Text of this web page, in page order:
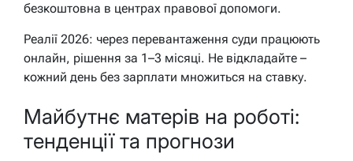
безкоштовна в центрах правової допомоги.
Реалії 2026: через перевантаження суди працюють
онлайн, рішення за 1–3 місяці. Не відкладайте –
кожний день без зарплати множиться на ставку.
Майбутнє матерів на роботі:
тенденції та прогнози